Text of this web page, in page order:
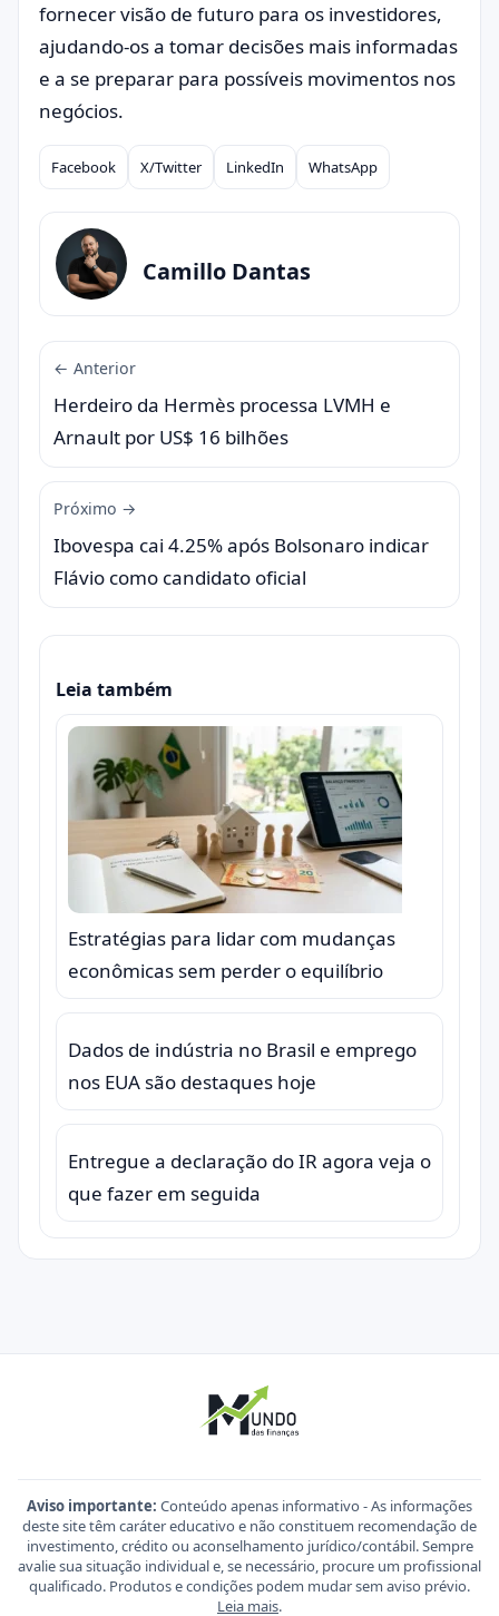
fornecer visão de futuro para os investidores,
ajudando-os a tomar decisões mais informadas
e a se preparar para possíveis movimentos nos
negócios.
Compartilhar
Facebook X/Twitter LinkedIn WhatsApp
Camillo Dantas
← Anterior
Herdeiro da Hermès processa LVMH e
Arnault por US$ 16 bilhões
Próximo →
Ibovespa cai 4.25% após Bolsonaro indicar
Flávio como candidato oficial
Leia também
Estratégias para lidar com mudanças
econômicas sem perder o equilíbrio
Dados de indústria no Brasil e emprego
nos EUA são destaques hoje
Entregue a declaração do IR agora veja o
que fazer em seguida
Aviso importante: Conteúdo apenas informativo - As informações
deste site têm caráter educativo e não constituem recomendação de
investimento, crédito ou aconselhamento jurídico/contábil. Sempre
avalie sua situação individual e, se necessário, procure um profissional
qualificado. Produtos e condições podem mudar sem aviso prévio.
Leia mais.